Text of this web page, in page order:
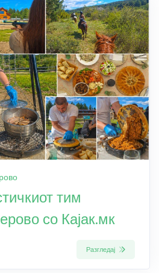
тим
со Кајак.мк
Разгледај